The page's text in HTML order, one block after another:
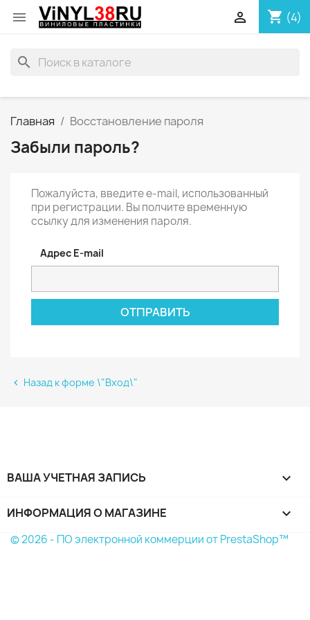
 shopping_cart (4)

search
Главная Восстановление пароля
Забыли пароль?
Пожалуйста, введите e-mail, использованный
при регистрации. Вы полчите временную
ссылку для изменения пароля.
Адрес E-mail
ОТПРАВИТЬ
 Назад к форме \"Вход\"
ВАША УЧЕТНАЯ ЗАПИСЬ 
ИНФОРМАЦИЯ О МАГАЗИНЕ keyboard_arrow_down
© 2026 - ПО электронной коммерции от PrestaShop™